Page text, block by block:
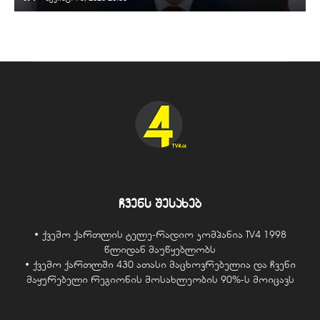
ჩვენს შესახებ
• ქვემო ქართლის ტელე-რადიო კომპანია TV4 1998
წლიდან მაუწყებლობს
• ქვემო ქართლში 430 ათასი მაცხოვრებელია და ჩვენი
მაყურებელი რეგიონის მოსახლეობის 90%-ს მოიცავს